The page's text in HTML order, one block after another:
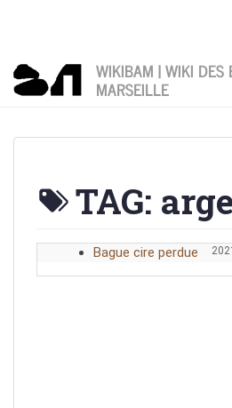
WIKIBAM | WIKI DES
MARSEILLE
Vous êtes ici Home
tag argent
TAG:
Bague cire perdue